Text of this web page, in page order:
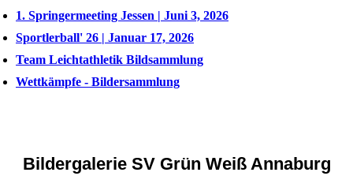
1. Springermeeting Jessen | Juni 3, 2026
Sportlerball' 26 | Januar 17, 2026
Team Leichtathletik Bildsammlung
Wettkämpfe - Bildersammlung
Bildergalerie SV Grün Weiß Annaburg